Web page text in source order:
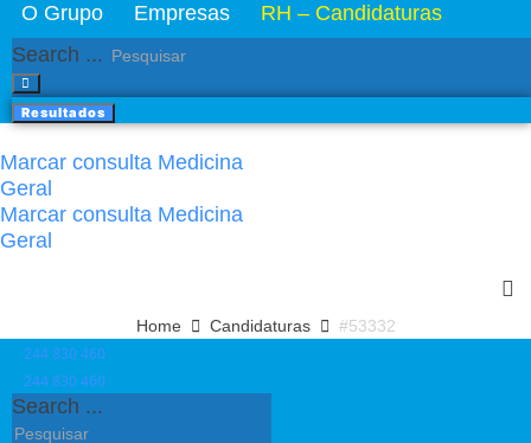
O Grupo Empresas
RH – Candidaturas
Search ...
Resultados
Marcar consulta Medicina
Geral
Marcar consulta Medicina
Geral
Home Candidaturas #53332
244 830 460​
244 830 460​
Search ...